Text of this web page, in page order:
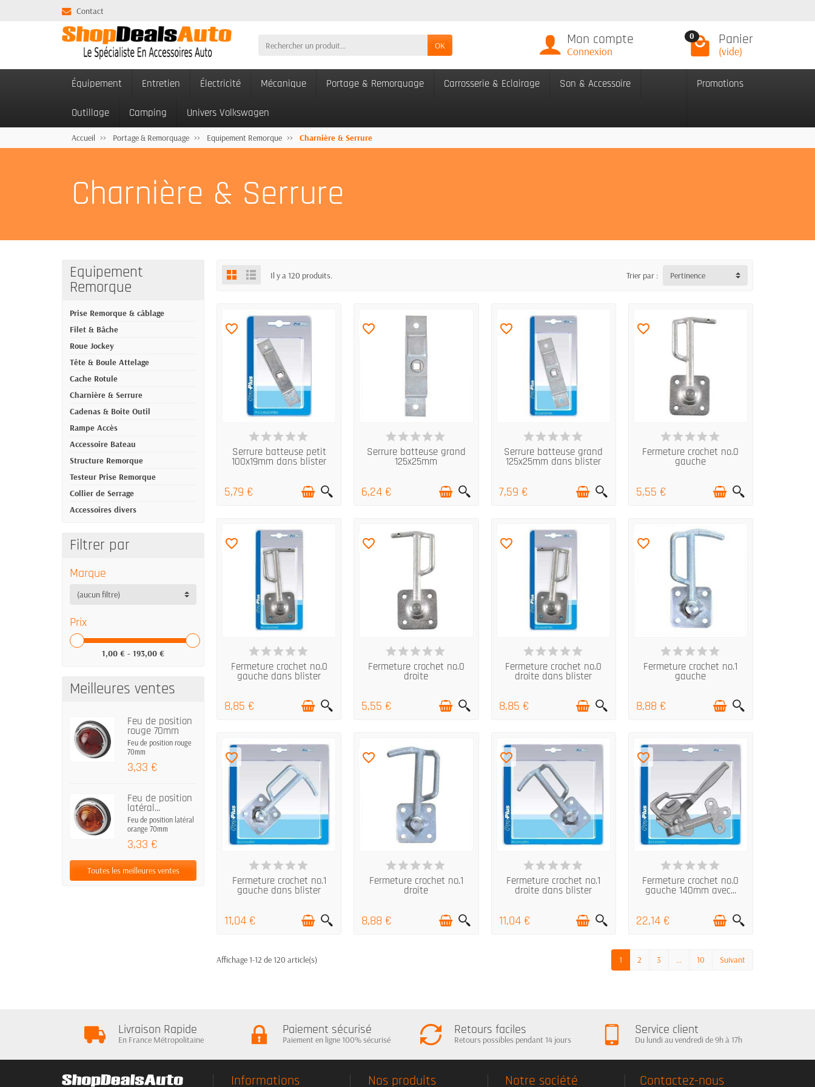
Contact
OK Mon compte
Connexion
0 Panier
(vide)
Équipement Entretien Électricité Mécanique Portage & Remorquage Carrosserie & Eclairage Son & Accessoire
Outillage Camping Univers Volkswagen
Promotions
Accueil Portage & Remorquage Equipement Remorque Charnière & Serrure
Charnière & Serrure
Equipement
Remorque
Prise Remorque & câblage
Filet & Bâche
Roue Jockey
Tête & Boule Attelage
Cache Rotule
Charnière & Serrure
Cadenas & Boite Outil
Rampe Accès
Accessoire Bateau
Structure Remorque
Testeur Prise Remorque
Collier de Serrage
Accessoires divers
Filtrer par
Marque
(aucun filtre)
Prix
1,00 € - 193,00 €
Meilleures ventes
Feu de position
rouge 70mm
Feu de position rouge
70mm
3,33 €
Feu de position
latéral...
Feu de position latéral
orange 70mm
3,33 €
Toutes les meilleures ventes
Il y a 120 produits. Trier par : Pertinence
EN STOCK
favorite_border
Serrure batteuse petit
100x19mm dans blister
5,79 €
EN STOCK
favorite_border
Serrure batteuse grand
125x25mm
6,24 €
EN STOCK
favorite_border
Serrure batteuse grand
125x25mm dans blister
7,59 €
EN STOCK
favorite_border
Fermeture crochet no.0
gauche
5,55 €
EN STOCK
favorite_border
Fermeture crochet no.0
gauche dans blister
8,85 €
EN STOCK
favorite_border
Fermeture crochet no.0
droite
5,55 €
EN STOCK
favorite_border
Fermeture crochet no.0
droite dans blister
8,85 €
EN STOCK
favorite_border
Fermeture crochet no.1
gauche
8,88 €
EN STOCK
favorite_border
Fermeture crochet no.1
gauche dans blister
11,04 €
EN STOCK
favorite_border
Fermeture crochet no.1
droite
8,88 €
EN STOCK
favorite_border
Fermeture crochet no.1
droite dans blister
11,04 €
EN STOCK
favorite_border
Fermeture crochet no.0
gauche 140mm avec...
22,14 €
Affichage 1-12 de 120 article(s) 1 2 3 … 10 Suivant
Livraison Rapide
En France Métropolitaine
Paiement sécurisé
Paiement en ligne 100% sécurisé
Retours faciles
Retours possibles pendant 14 jours
Service client
Du lundi au vendredi de 9h à 17h
Informations Nos produits Notre société Contactez-nous